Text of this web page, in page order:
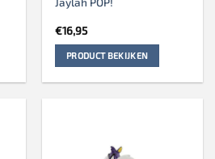
€16,95
PRODUCT BEKIJKEN